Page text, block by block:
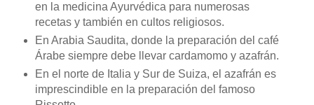
en la medicina Ayurvédica para numerosas
recetas y también en cultos religiosos.
En Arabia Saudita, donde la preparación del café
Árabe siempre debe llevar cardamomo y azafrán.
En el norte de Italia y Sur de Suiza, el azafrán es
imprescindible en la preparación del famoso